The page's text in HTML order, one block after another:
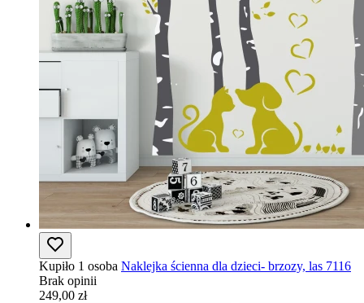
Kupiło 1 osoba Naklejka ścienna dla dzieci- brzozy, las 7116
Brak opinii
249,00 zł